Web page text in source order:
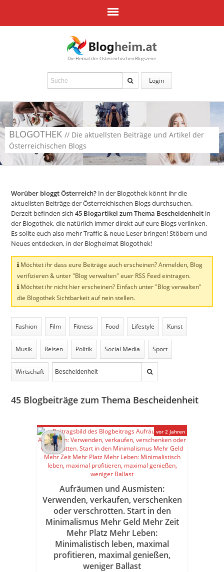
Die Heimat der Österreichischen Blogszene
Login
BLOGOTHEK // Die aktuellsten Beiträge und Artikel der
Österreichischen Blogs
Worüber bloggt Österreich? In der Blogothek könnt ihr die
aktuellsten Beiträge der Österreichischen Blogs durchsuchen.
Derzeit befinden sich45 Blogartikel zum Thema Bescheidenheit in
der Blogothek, die natürlich immer direkt auf eure Blogs verlinken.
Es sollte euch also mehr Traffic & neue Leser bringen! Stöbern und
Neues entdecken, in der Blogheimat Blogothek!
Möchtet ihr dass eure Beiträge auch erscheinen? Anmelden, Blog
verifizieren & unter "Blog verwalten" euer RSS Feed eintragen.
Möchtet ihr nicht hier erscheinen? Einfach unter "Blog verwalten"
die Blogothek Sichtbarkeit auf nein stellen.
Fashion Film Fitness Food Lifestyle Kunst
Musik Reisen Politik Social Media Sport
Wirtschaft
45 Blogbeiträge zum Thema Bescheidenheit
Aufräumen und Ausmisten:
Verwenden, verkaufen, verschenken
oder verschrotten. Start in den
Minimalismus Mehr Geld Mehr Zeit
Mehr Platz Mehr Leben:
Minimalistisch leben, maximal
profitieren, maximal genießen,
weniger Ballast
vor 2 Jahren